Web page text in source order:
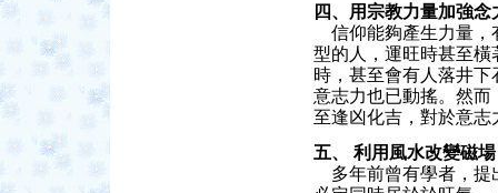
四、用宗教力量加強念
信仰能夠產生力量，
型的人，運旺時甚至
時，甚至會有人落井
意志力也已動搖。然
至逢凶化吉，對於意
五、 利用風水改變磁
多年前曾有學者，提